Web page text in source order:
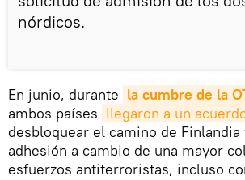
nórdicos.
En junio, durante la cumbre de la
ambos países llegaron a un
desbloquear el camino de Finlandia
adhesión a cambio de una mayor
esfuerzos antiterroristas, incluso